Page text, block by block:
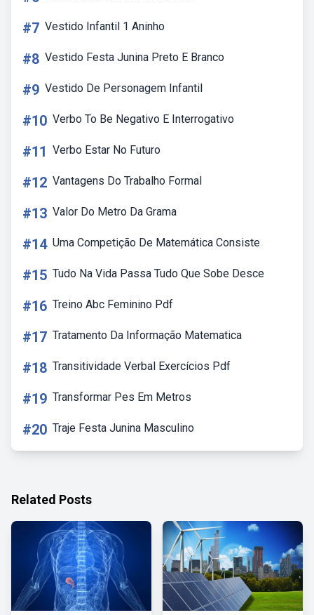
#7 Vestido Infantil 1 Aninho
#8 Vestido Festa Junina Preto E Branco
#9 Vestido De Personagem Infantil
#10 Verbo To Be Negativo E Interrogativo
#11 Verbo Estar No Futuro
#12 Vantagens Do Trabalho Formal
#13 Valor Do Metro Da Grama
#14 Uma Competição De Matemática Consiste
#15 Tudo Na Vida Passa Tudo Que Sobe Desce
#16 Treino Abc Feminino Pdf
#17 Tratamento Da Informação Matematica
#18 Transitividade Verbal Exercícios Pdf
#19 Transformar Pes Em Metros
#20 Traje Festa Junina Masculino
Related Posts